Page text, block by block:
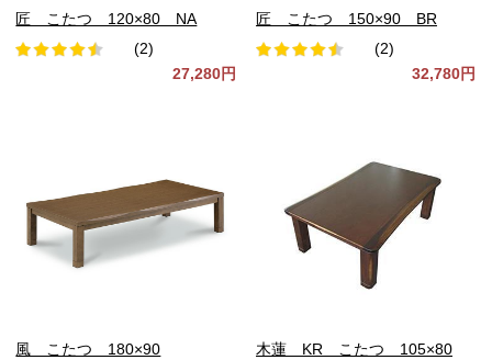
匠 こたつ 120×80 NA
(2)
27,280円
匠 こたつ 150×90 BR
(2)
32,780円
風 こたつ 180×90
木蓮 KR こたつ 105×80